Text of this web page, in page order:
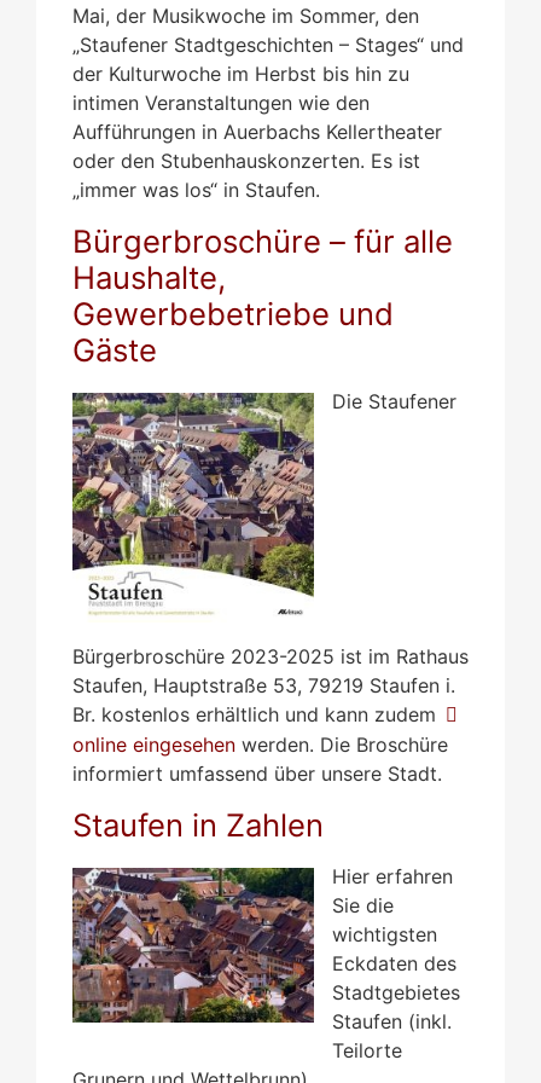
Mai, der Musikwoche im Sommer, den
„Staufener Stadtgeschichten – Stages“ und
der Kulturwoche im Herbst bis hin zu
intimen Veranstaltungen wie den
Aufführungen in Auerbachs Kellertheater
oder den Stubenhauskonzerten. Es ist
„immer was los“ in Staufen.
Bürgerbroschüre – für alle
Haushalte,
Gewerbebetriebe und
Gäste
Die Staufener
Bürgerbroschüre 2023-2025 ist im Rathaus
Staufen, Hauptstraße 53, 79219 Staufen i.
Br. kostenlos erhältlich und kann zudem
online eingesehen werden. Die Broschüre
informiert umfassend über unsere Stadt.
Staufen in Zahlen
Hier erfahren
Sie die
wichtigsten
Eckdaten des
Stadtgebietes
Staufen (inkl.
Teilorte